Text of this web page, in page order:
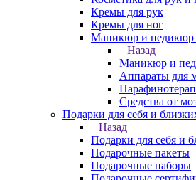
Кремы для рук
Кремы для ног
Маникюр и педикюр
Назад
Маникюр и
Аппараты для
Средства от
Подарки для себя и
Назад
Подарки для себя и
Подарочные пакеты
Подарочные наборы